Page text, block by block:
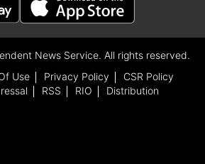
News Service. All rights reserved.
Use Privacy Policy
CSR Policy
RSS RIO Distribution